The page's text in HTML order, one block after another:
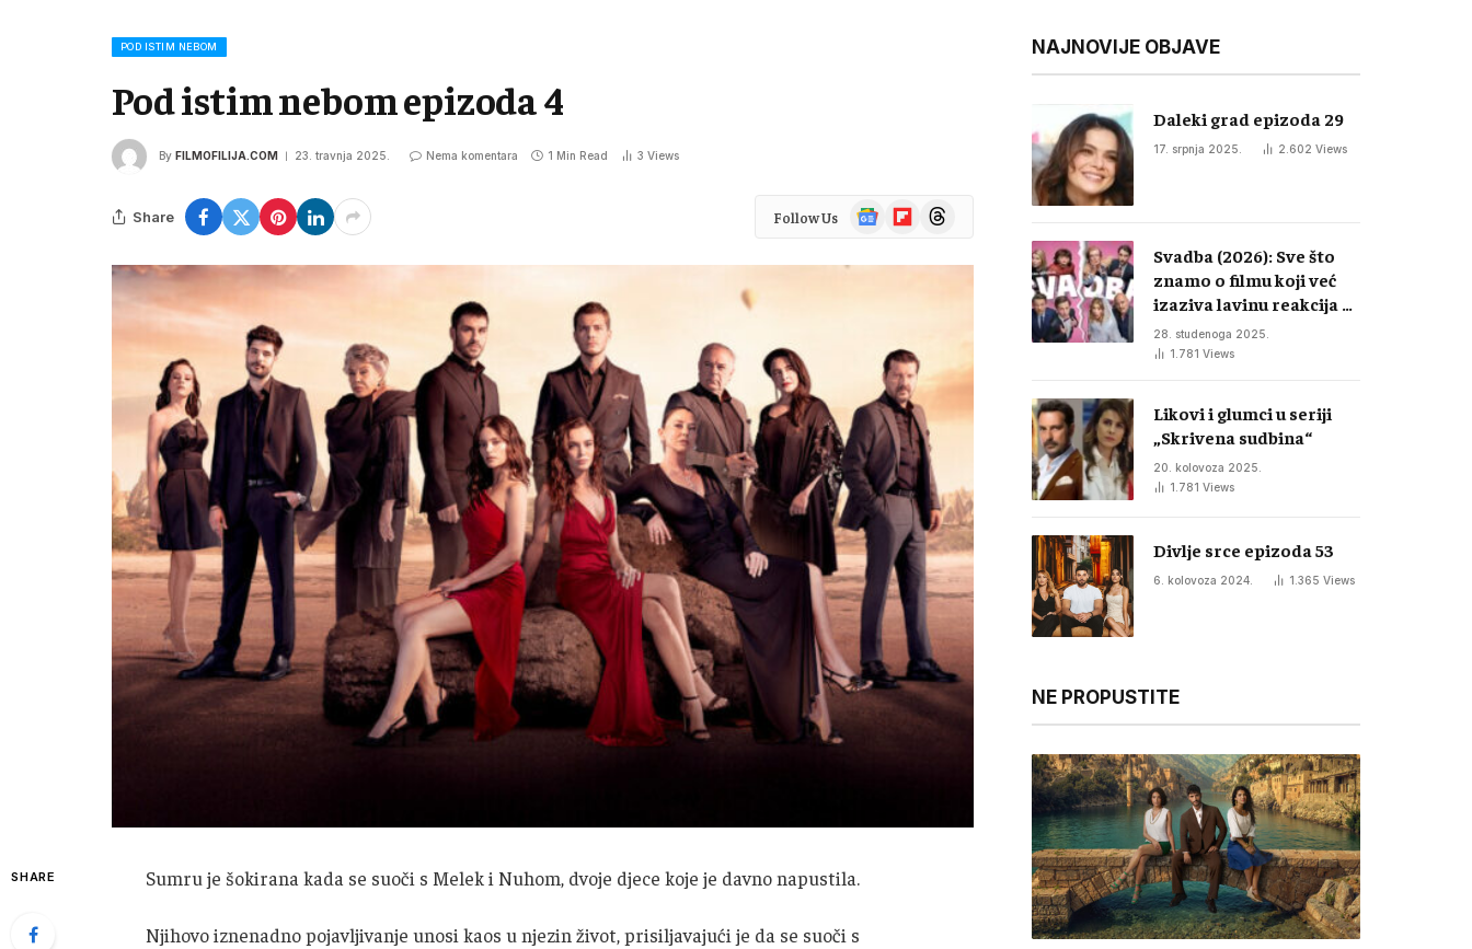
POD ISTIM NEBOM
Pod istim nebom epizoda 4
By FILMOFILIJA.COM 23. travnja 2025. Nema komentara 1 Min Read 3 Views
Share Follow Us
Google
News
FlipboardThreads
SHARE Sumru je šokirana kada se suoči s Melek i Nuhom, dvoje djece koje je davno napustila.
Njihovo iznenadno pojavljivanje unosi kaos u njezin život, prisiljavajući je da se suoči s
NAJNOVIJE OBJAVE
Daleki grad epizoda 29
17. srpnja 2025. 2.602 Views
Svadba (2026): Sve što
znamo o filmu koji već
izaziva lavinu reakcija u
regiji
28. studenoga 2025.
1.781 Views
Likovi i glumci u seriji
„Skrivena sudbina“
20. kolovoza 2025.
1.781 Views
Divlje srce epizoda 53
6. kolovoza 2024. 1.365 Views
NE PROPUSTITE